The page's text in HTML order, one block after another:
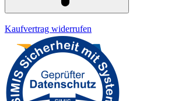
Kaufvertrag widerrufen